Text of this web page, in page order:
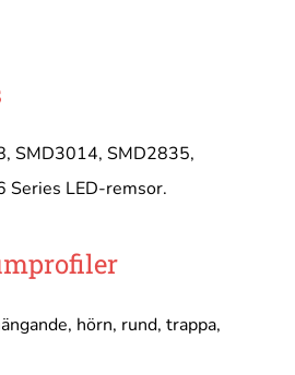
SMD3014, SMD2835,
LED-remsor.
hörn, rund, trappa,